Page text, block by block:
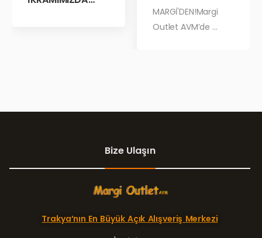
MARGİ'DEN!Margi
Outlet AVM’de ...
Bize Ulaşın
Trakya’nın En Büyük Açık Alışveriş Merkezi